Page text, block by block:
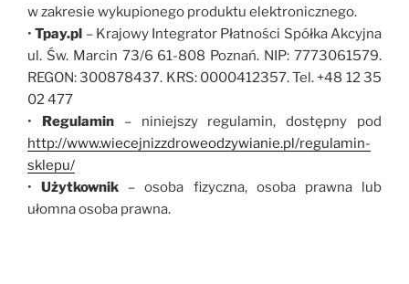
w zakresie wykupionego produktu elektronicznego.
•Tpay.pl – Krajowy Integrator Płatności Spółka Akcyjna
ul. Św. Marcin 73/6 61-808 Poznań. NIP: 7773061579.
REGON: 300878437. KRS: 0000412357. Tel. +48 12 35
02 477
•
Regulamin– niniejszy regulamin, dostępny pod
http://www.wiecejnizzdroweodzywianie.pl/regulamin-
sklepu/
•Użytkownik – osoba fizyczna, osoba prawna lub
ułomna osoba prawna.